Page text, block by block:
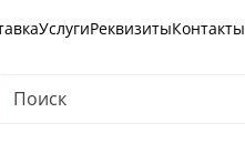
УслугиРеквизитыКонтакты